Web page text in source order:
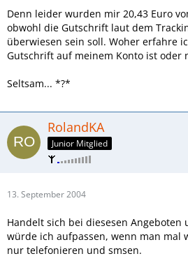
Denn leider wurden mir 20,43 Euro
obwohl die Gutschrift laut dem
überwiesen sein soll. Woher erfahre
Gutschrift auf meinem Konto ist oder
Seltsam... *?*
RolandKA
Junior Mitglied
13. September 2004
Handelt sich bei diesesen Angeboten
würde ich aufpassen, wenn man mal
nur telefonieren und smsen.